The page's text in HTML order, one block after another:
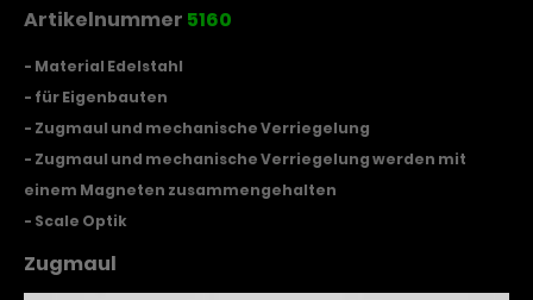
Artikelnummer 5160
- Material Edelstahl
- für Eigenbauten
- Zugmaul und mechanische Verriegelung
- Zugmaul und mechanische Verriegelung werden mit
einem Magneten zusammengehalten
- Scale Optik
Zugmaul